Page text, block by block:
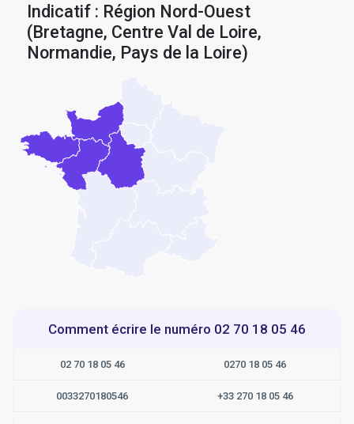
Indicatif : Région Nord-Ouest
(Bretagne, Centre Val de Loire,
Normandie, Pays de la Loire)
Comment écrire le numéro 02 70 18 05 46
02 70 18 05 46 0270 18 05 46
0033270180546 +33 270 18 05 46